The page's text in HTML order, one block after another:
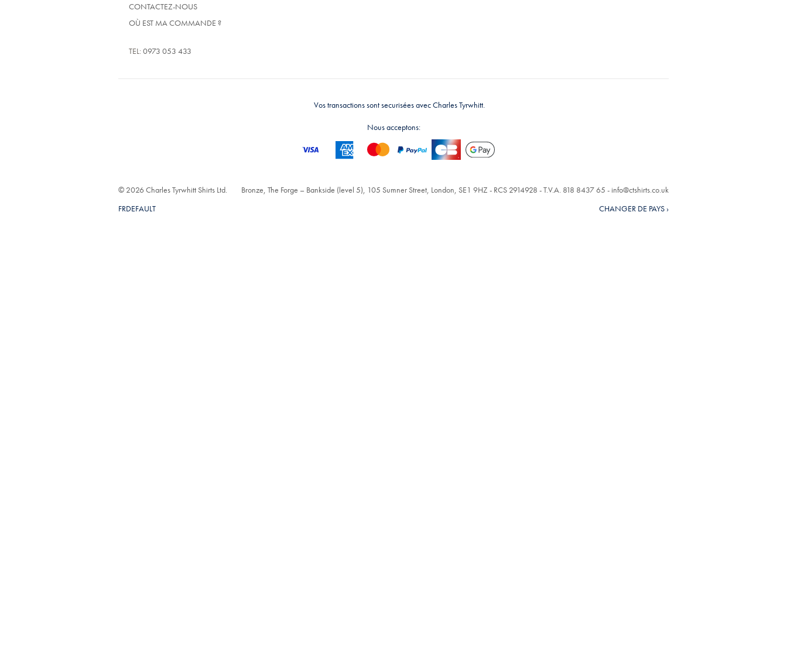
CONTACTEZ-NOUS
OÙ EST MA COMMANDE ?
TEL: 0973 053 433
Vos transactions sont securisées avec Charles Tyrwhitt.
Nous acceptons:
© 2026 Charles Tyrwhitt Shirts Ltd. Bronze, The Forge – Bankside (level 5), 105 Sumner Street, London, SE1 9HZ - RCS 2914928 - T.V.A. 818 8437 65 - info@ctshirts.co.uk
FRDEFAULT
CHANGER DE PAYS ›